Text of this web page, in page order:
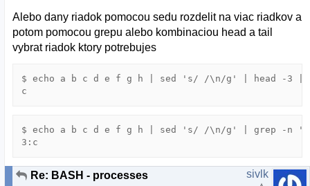
Alebo dany riadok pomocou sedu rozdelit na viac riadkov a
potom pomocou grepu alebo kombinaciou head a tail
vybrat riadok ktory potrebujes
$ echo a b c d e f g h | sed 's/ /\n/g' | head -3
$ echo a b c d e f g h | sed 's/ /\n/g' | grep -n ''
Re: BASH - processes sivlk